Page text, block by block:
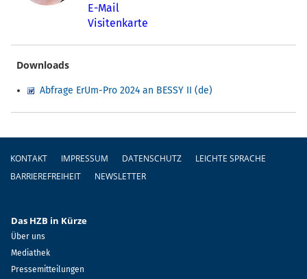
E-Mail
Visitenkarte
Downloads
Abfrage ErUm-Pro 2024 an BESSY II (de)
KONTAKT IMPRESSUM DATENSCHUTZ
LEICHTE SPRACHE
BARRIEREFREIHEIT
NEWSLETTER
Das HZB in Kürze
Über uns
Mediathek
Pressemitteilungen